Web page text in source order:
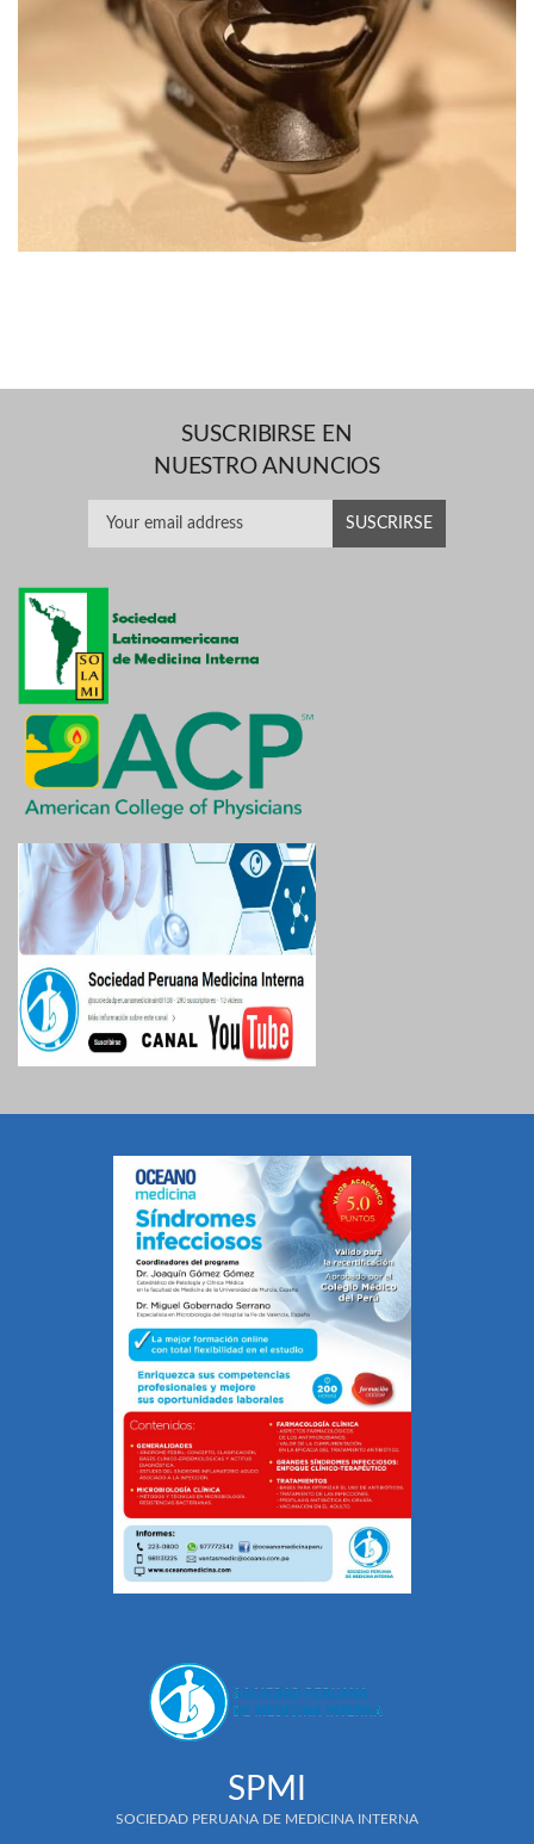
SUSCRIBIRSE EN
NUESTRO ANUNCIOS
SPMI
SOCIEDAD PERUANA DE MEDICINA INTERNA